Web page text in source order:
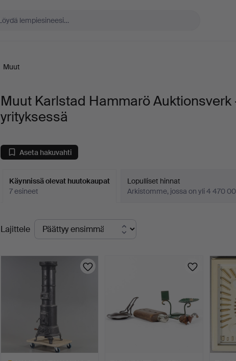
Muut
Muut Karlstad Hammarö Auktionsverk
yrityksessä
Aseta hakuvahti
Käynnissä olevat huutokaupat
7 esineet
Lopulliset hinnat
Arkistomme, jossa on yli 4 470
Käynnissä
olevat
huutokaupat
Lajittele